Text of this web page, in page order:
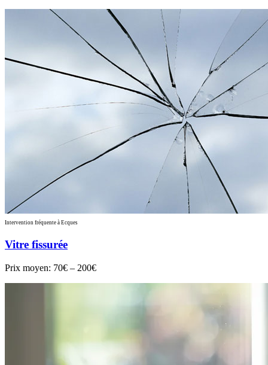
Intervention fréquente à Ecques
Vitre fissurée
Prix moyen: 70€ – 200€